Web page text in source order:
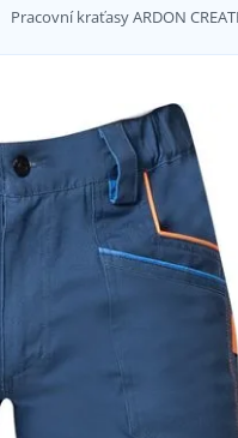
Pracovní kraťasy ARDON